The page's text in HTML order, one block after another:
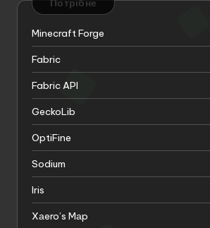
Потрібне
Minecraft Forge
Fabric
Fabric API
GeckoLib
OptiFine
Sodium
Iris
Xаero’s Mаp